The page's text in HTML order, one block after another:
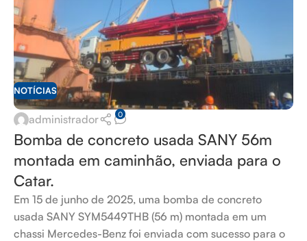
NOTÍCIAS
administrador 0
Bomba de concreto usada SANY 56m
montada em caminhão, enviada para o
Catar.
Em 15 de junho de 2025, uma bomba de concreto
usada SANY SYM5449THB (56 m) montada em um
chassi Mercedes-Benz foi enviada com sucesso para o